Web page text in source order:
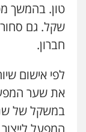
שקל. גם
חברון.
את שער
במשקל של